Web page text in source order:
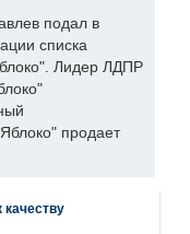
подал в
списка
Лидер ЛДПР
продает
качеству